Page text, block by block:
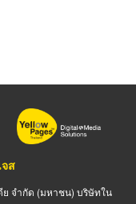
ส
ย จำกัด (มหาชน) บริษัทใน